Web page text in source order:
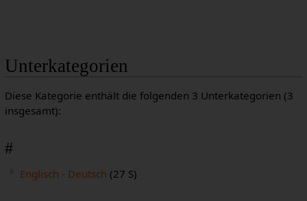
Unterkategorien
Diese Kategorie enthält die folgenden 3 Unterkategorien (3
insgesamt):
#
Englisch - Deutsch (27 S)